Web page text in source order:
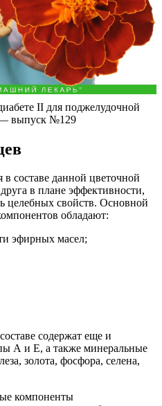
II для поджелудочной
выпуск №129
составе данной цветочной
в плане эффективности,
целебных свойств. Основной
обладают:
эфирных масел;
содержат еще и
А и Е, а также минеральные
золота, фосфора, селена,
компоненты